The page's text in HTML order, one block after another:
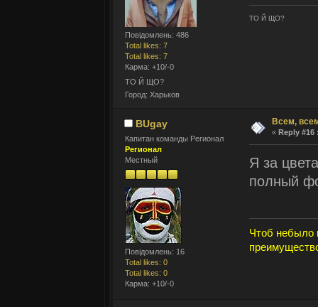
Повідомлень: 486
Total likes: 7
Total likes: 7
Карма: +10/-0
ТО Й ЩО?
Город: Харьков
ТО Й ЩО?
BUgay
Капитан команды Регионал
Регионал
Местный
Повідомлень: 16
Total likes: 0
Total likes: 0
Карма: +10/-0
Всем,
« Reply #16
Я за
полный
Чтоб небыло